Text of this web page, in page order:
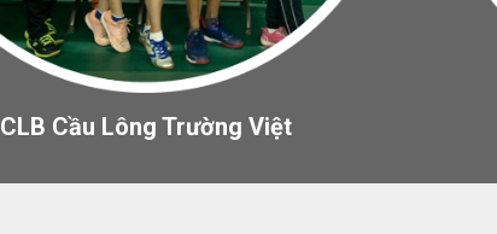
CLB Cầu Lông Trường Việt